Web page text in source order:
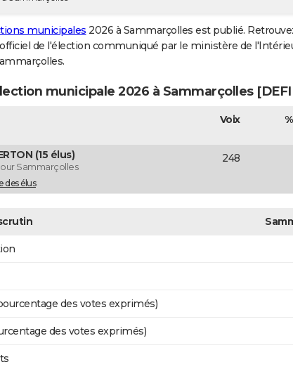
municipales 2026 à Sammarçolles est publié.
de l'élection communiqué par le ministère de
municipale 2026 à Sammarçolles
Voix
(15 élus)
Sammarçolles
des élus
248
des votes exprimés)
des votes exprimés)